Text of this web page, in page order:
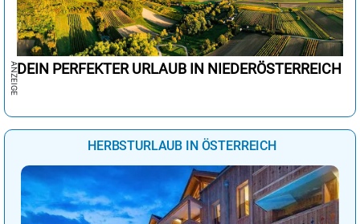
DEIN PERFEKTER URLAUB IN NIEDERÖSTERREICH
HERBSTURLAUB IN ÖSTERREICH